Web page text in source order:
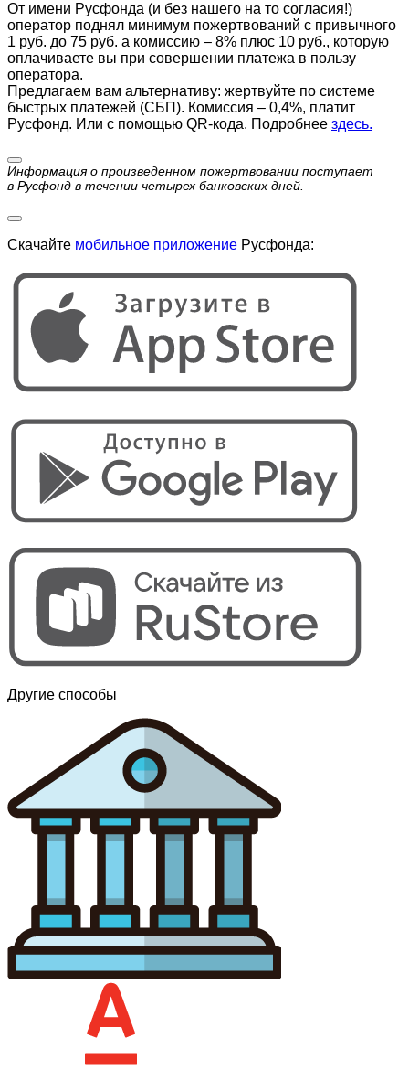
От имени Русфонда (и без нашего на то согласия!)
оператор поднял минимум пожертвований с привычного
1 руб. до 75 руб. а комиссию – 8% плюс 10 руб., которую
оплачиваете вы при совершении платежа в пользу
оператора.
Предлагаем вам альтернативу: жертвуйте по cистеме
быстрых платежей (СБП). Комиссия – 0,4%, платит
Русфонд. Или с помощью QR-кода. Подробнее здесь.
Информация о произведенном пожертвовании поступает
в Русфонд в течении четырех банковских дней.
Скачайте мобильное приложение Русфонда:
Другие способы